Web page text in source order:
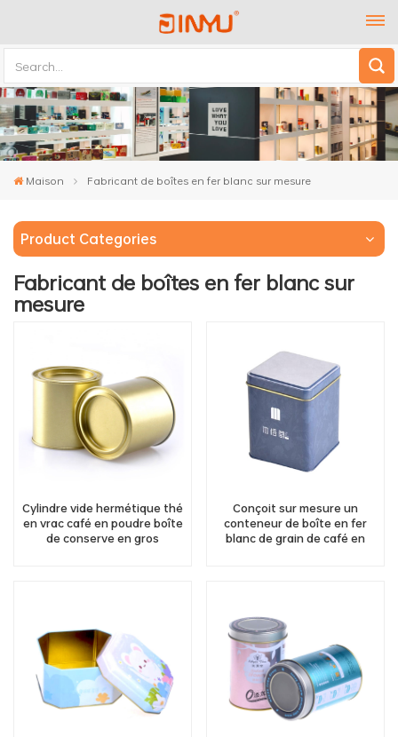
Maison Fabricant de boîtes en fer blanc sur mesure
Product Categories
Fabricant de boîtes en fer blanc sur
mesure
Cylindre vide hermétique thé
en vrac café en poudre boîte
de conserve en gros
Conçoit sur mesure un
conteneur de boîte en fer
blanc de grain de café en